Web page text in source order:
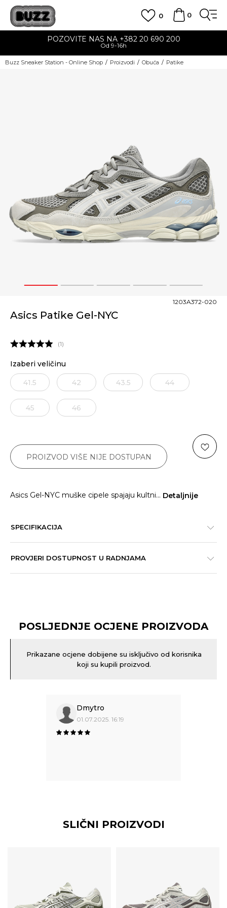
0
0
POZOVITE NAS NA +382 20 690 200
Od 9-16h
Buzz Sneaker Station - Online Shop Proizvodi Obuća Patike
1 2 3 4 5
Asics Patike Gel-NYC
1203A372-020
1
Izaberi veličinu
41.5 42 43.5 44
45 46
PROIZVOD VIŠE NIJE DOSTUPAN
Asics Gel-NYC muške cipele spajaju kultni... Detaljnije
SPECIFIKACIJA
PROVJERI DOSTUPNOST U RADNJAMA
POSLJEDNJE OCJENE PROIZVODA
Prikazane ocjene dobijene su isključivo od korisnika
koji su kupili proizvod.
Dmytro
01.07.2025. 16:19
SLIČNI PROIZVODI